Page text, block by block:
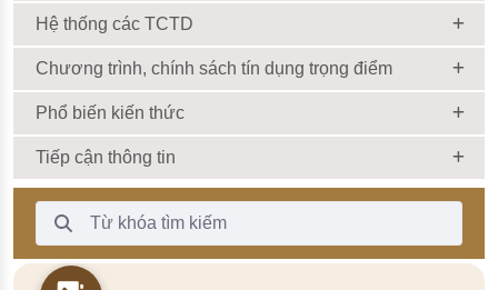
Hệ thống các TCTD
Chương trình, chính sách tín dụng trọng điểm
Phổ biến kiến thức
Tiếp cận thông tin
Thanh Tìm kiếm